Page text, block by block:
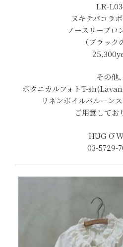
LR-
ヌキテパコラ
ノースリーブロ
（ブラック
その他、
ボタニカルフォトT-
リネンボイルバルーン
ご用意してお
HUG Ō
03-5729-